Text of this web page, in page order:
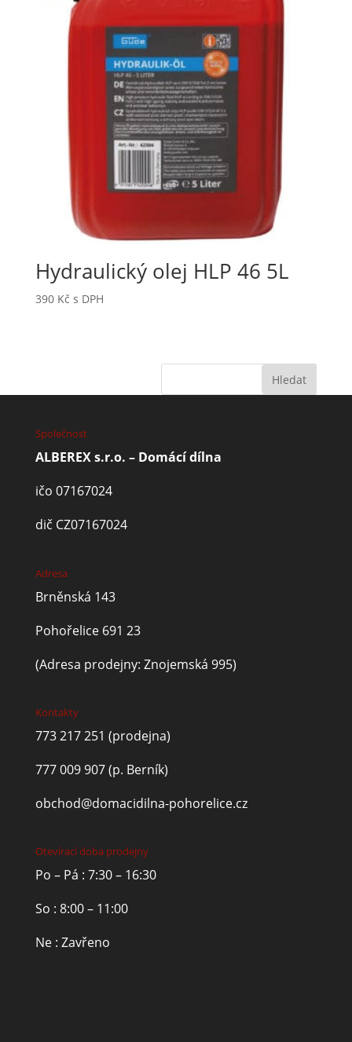
Hydraulický olej HLP 46 5L
390 Kč s DPH
Společnost
ALBEREX s.r.o. – Domácí dílna
ičo 07167024
dič CZ07167024
Adresa
Brněnská 143
Pohořelice 691 23
(Adresa prodejny: Znojemská 995)
Kontakty
773 217 251 (prodejna)
777 009 907(p. Berník)
obchod@domacidilna-pohorelice.cz
Otevírací doba prodejny
Po – Pá : 7:30 – 16:30
So : 8:00 – 11:00
Ne : Zavřeno